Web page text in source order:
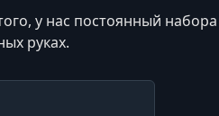
у нас постоянный набора
руках.